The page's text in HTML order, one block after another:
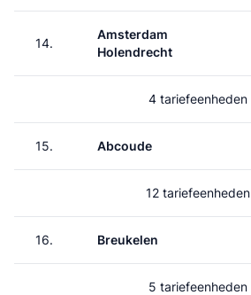
14.
Amsterdam
Holendrecht
4 tariefeenheden
15. Abcoude
12 tariefeenheden
16. Breukelen
5 tariefeenheden